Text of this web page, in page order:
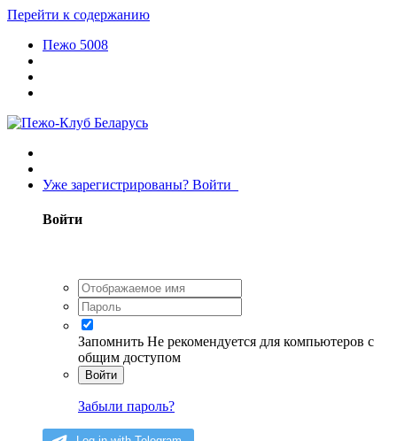
Перейти к содержанию
Пежо 5008
Уже зарегистрированы? Войти
Войти
Запомнить Не рекомендуется для компьютеров с
общим доступом
Войти
Забыли пароль?